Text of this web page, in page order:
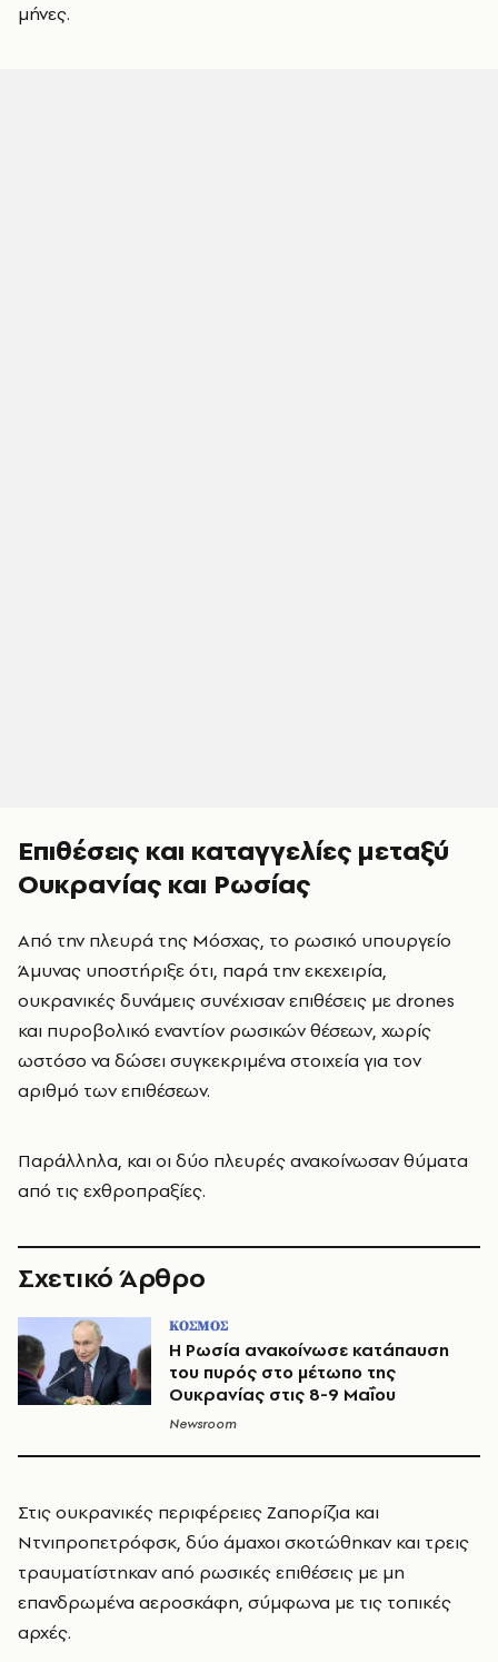
μήνες.
Επιθέσεις και καταγγελίες μεταξύ
Ουκρανίας και Ρωσίας
Από την πλευρά της Μόσχας, το ρωσικό υπουργείο
Άμυνας υποστήριξε ότι, παρά την εκεχειρία,
ουκρανικές δυνάμεις συνέχισαν επιθέσεις με drones
και πυροβολικό εναντίον ρωσικών θέσεων, χωρίς
ωστόσο να δώσει συγκεκριμένα στοιχεία για τον
αριθμό των επιθέσεων.
Παράλληλα, και οι δύο πλευρές ανακοίνωσαν θύματα
από τις εχθροπραξίες.
Σχετικό Άρθρο
ΚΟΣΜΟΣ
Η Ρωσία ανακοίνωσε κατάπαυση
του πυρός στο μέτωπο της
Ουκρανίας στις 8-9 Μαΐου
Newsroom
Στις ουκρανικές περιφέρειες Ζαπορίζια και
Ντνιπροπετρόφσκ, δύο άμαχοι σκοτώθηκαν και τρεις
τραυματίστηκαν από ρωσικές επιθέσεις με μη
επανδρωμένα αεροσκάφη, σύμφωνα με τις τοπικές
αρχές.